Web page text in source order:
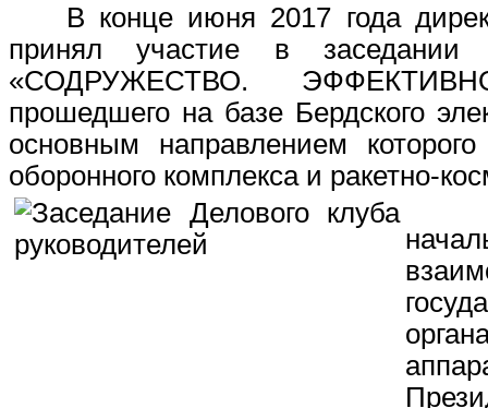
В конце июня 2017 года
принял участие в заседании
«СОДРУЖЕСТВО.
прошедшего на базе Бердского
основным направлением
оборонного комплекса и ракетно-